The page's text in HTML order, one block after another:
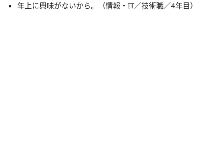
年上に興味がないから。（情報・IT／技術職／4年目）